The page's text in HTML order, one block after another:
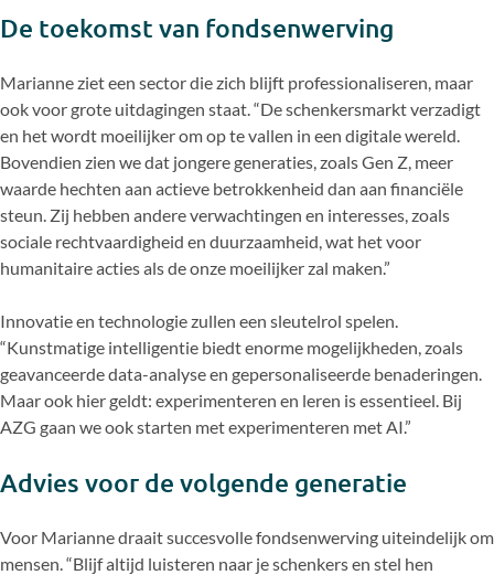
De toekomst van fondsenwerving
Marianne ziet een sector die zich blijft professionaliseren, maar
ook voor grote uitdagingen staat. “De schenkersmarkt verzadigt
en het wordt moeilijker om op te vallen in een digitale wereld.
Bovendien zien we dat jongere generaties, zoals Gen Z, meer
waarde hechten aan actieve betrokkenheid dan aan financiële
steun. Zij hebben andere verwachtingen en interesses, zoals
sociale rechtvaardigheid en duurzaamheid, wat het voor
humanitaire acties als de onze moeilijker zal maken.”
Innovatie en technologie zullen een sleutelrol spelen.
“Kunstmatige intelligentie biedt enorme mogelijkheden, zoals
geavanceerde data-analyse en gepersonaliseerde benaderingen.
Maar ook hier geldt: experimenteren en leren is essentieel. Bij
AZG gaan we ook starten met experimenteren met AI.”
Advies voor de volgende generatie
Voor Marianne draait succesvolle fondsenwerving uiteindelijk om
mensen. “Blijf altijd luisteren naar je schenkers en stel hen